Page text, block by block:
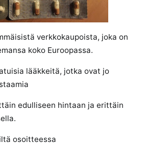
l
a
l
a
k
verkkokaupoista, joka on
koko Euroopassa.
lääkkeitä, jotka ovat jo
edulliseen hintaan ja erittäin
osoitteessa